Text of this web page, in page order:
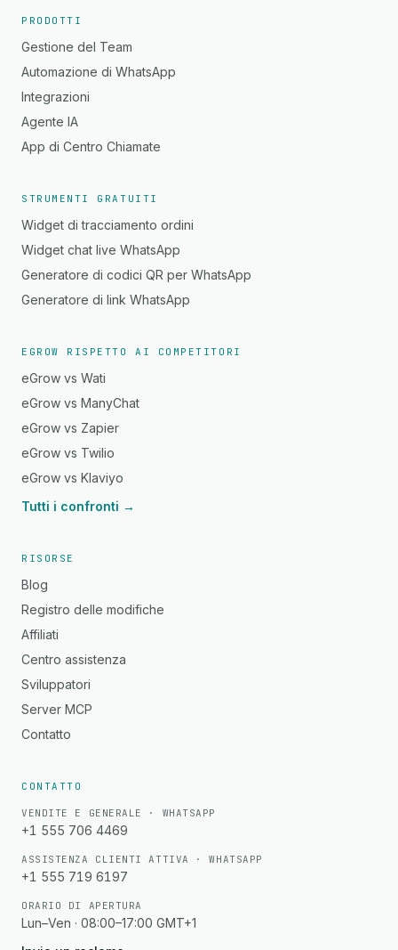
PRODOTTI
Gestione del Team
Automazione di WhatsApp
Integrazioni
Agente IA
App di Centro Chiamate
STRUMENTI GRATUITI
Widget di tracciamento ordini
Widget chat live WhatsApp
Generatore di codici QR per WhatsApp
Generatore di link WhatsApp
EGROW RISPETTO AI COMPETITORI
eGrow vs Wati
eGrow vs ManyChat
eGrow vs Zapier
eGrow vs Twilio
eGrow vs Klaviyo
Tutti i confronti →
RISORSE
Blog
Registro delle modifiche
Affiliati
Centro assistenza
Sviluppatori
Server MCP
Contatto
CONTATTO
VENDITE E GENERALE · WHATSAPP
+1 555 706 4469
ASSISTENZA CLIENTI ATTIVA · WHATSAPP
+1 555 719 6197
ORARIO DI APERTURA
Lun–Ven · 08:00–17:00 GMT+1